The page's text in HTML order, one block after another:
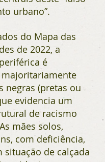
urbano”.
do Mapa das
de 2022, a
é
negras (pretas ou
evidencia um
de racismo
mães solos,
com deficiência,
situação de calçada